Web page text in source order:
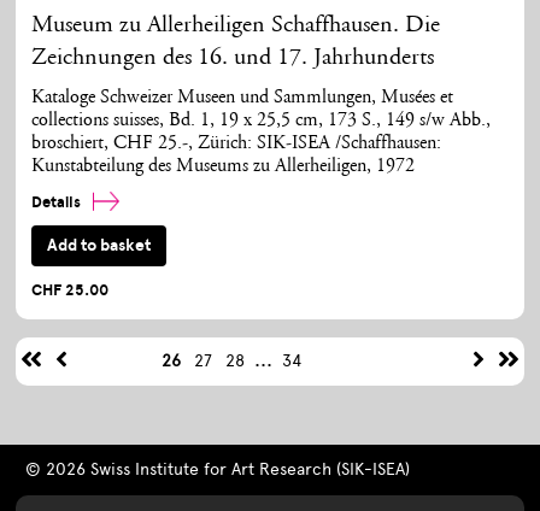
Museum zu Allerheiligen Schaffhausen. Die
Zeichnungen des 16. und 17. Jahrhunderts
Kataloge Schweizer Museen und Sammlungen, Musées et
collections suisses, Bd. 1, 19 x 25,5 cm, 173 S., 149 s/w Abb.,
broschiert, CHF 25.-, Zürich: SIK-ISEA /Schaffhausen:
Kunstabteilung des Museums zu Allerheiligen, 1972
Details
Add to basket
CHF 25.00
26 27 28 ... 34
© 2026 Swiss Institute for Art Research (SIK-ISEA)